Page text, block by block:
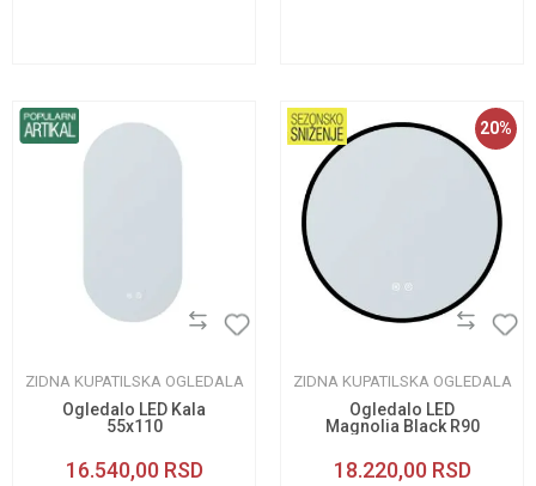
ZIDNA KUPATILSKA OGLEDALA
Ogledalo LED Kala
55x110
16.540,00 RSD
20%
ZIDNA KUPATILSKA OGLEDALA
Ogledalo LED
Magnolia Black R90
18.220,00 RSD